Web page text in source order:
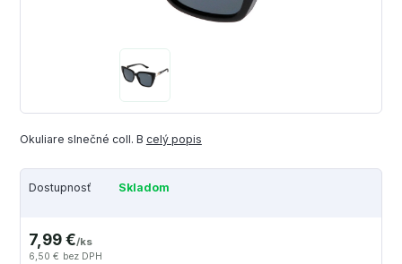
Okuliare slnečné coll. B celý popis
Dostupnosť Skladom
7,99 €/ks
6,50 € bez DPH